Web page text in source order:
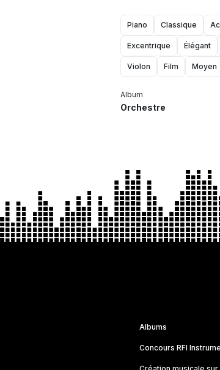
Piano Classique
Excentrique Élégant
Violon Film Moyen
Album
Orchestre
Albums
Concours RFI